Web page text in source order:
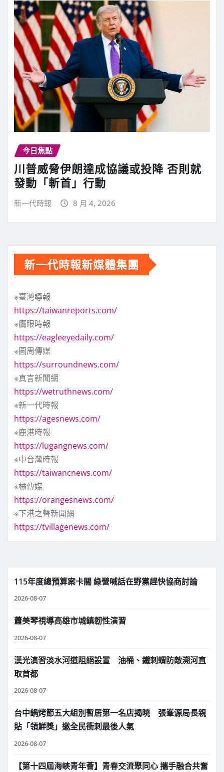
今日焦點
川普威脅伊朗達成協議或投降 否則就
發動「斬首」行動
新一代時報 8 月 4, 2026
新一代時報新媒體集團
※臺灣導報
https://taiwanreports.com/
※鷹眼時報
https://eagleeyedaily.com/
※圓周傳媒
https://surroundnews.com/
※真言新聞網
https://wetruthnews.com/
※新一代時報
https://agesnews.com/
※鹿港時報
https://lugangnews.com/
※中台灣時報
https://taiwancnews.com/
※橘傳媒
https://orangesnews.com/
※下港之聲新聞網
https://tvillagenews.com/
115年度總預算案卡關 綠營喊話在野黨趕快協商討論
2026-08-07
蕭美琴視導高雄市城鎮韌性演習
2026-08-07
漢光演習淡水河道阻絕設置 油桶、鐵刺蝟防敵溯河直
取首都
2026-08-07
台中鍋烤節五大組別暫居第一名店揭曉 張峯源局長親
貼「領鮮獎」邀全民衝刺最後人氣
2026-08-07
【第十四屆海峽青年薈】青春交流聚同心 攜手融合共奮